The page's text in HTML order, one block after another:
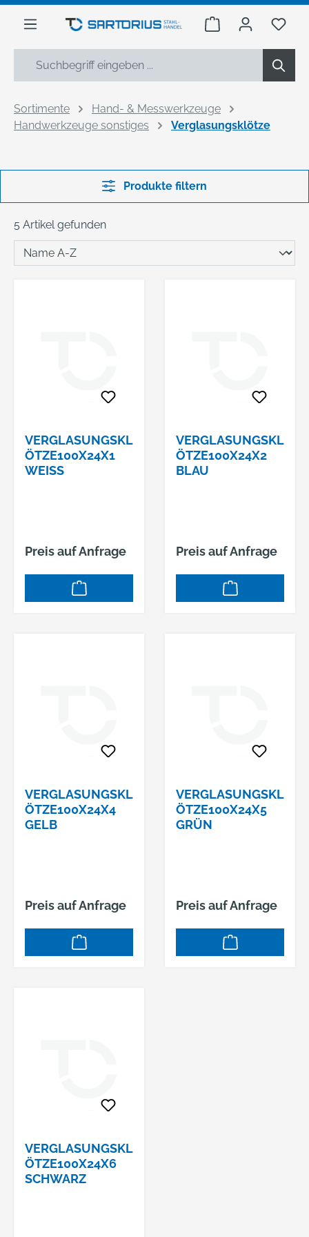
springen
Warenkorb Du
Sortimente
Hand- & Messwerkzeuge
Handwerkzeuge sonstiges
Verglasungsklötze
Produkte filtern
5 Artikel gefunden
VERGLASUNGSKL
ÖTZE100X24X1
WEISS
Preis auf Anfrage
VERGLASUNGSKL
ÖTZE100X24X2
BLAU
Preis auf Anfrage
VERGLASUNGSKL
ÖTZE100X24X4
GELB
Preis auf Anfrage
VERGLASUNGSKL
ÖTZE100X24X5
GRÜN
Preis auf Anfrage
VERGLASUNGSKL
ÖTZE100X24X6
SCHWARZ